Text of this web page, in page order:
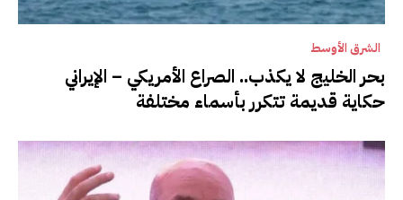
الشرق الأوسط
بحر الخليج لا يكذب.. الصراع الأمريكي – الإيراني
حكاية قديمة تتكرر بأسماء مختلفة